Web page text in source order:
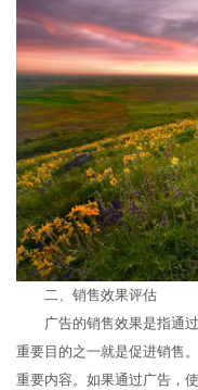
二、销售效果评估
广告的销售效果是指通过
重要目的之一就是促进销售
重要内容。如果通过广告，